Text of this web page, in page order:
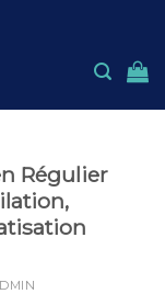
Régulier